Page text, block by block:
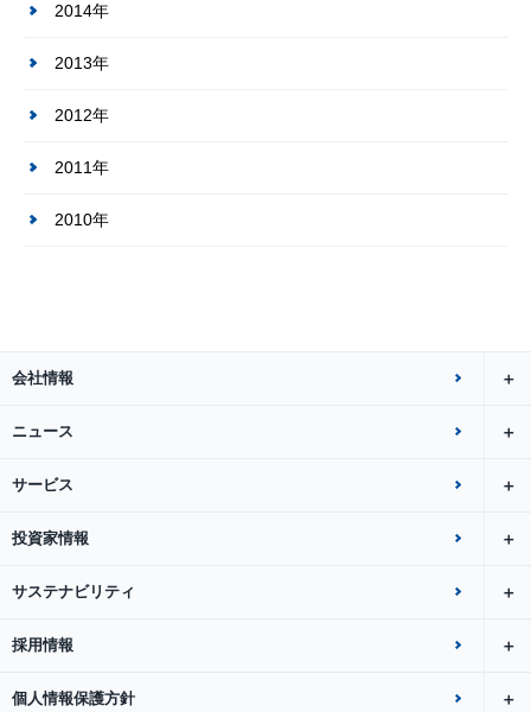
2014年
2013年
2012年
2011年
2010年
会社情報
ニュース
サービス
投資家情報
サステナビリティ
採用情報
個人情報保護方針